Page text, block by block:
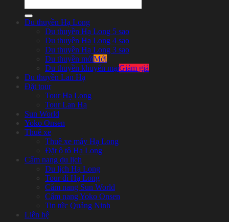
Du thuyền Hạ Long
Du thuyền Hạ Long 5 sao
Du thuyền Hạ Long 4 sao
Du thuyền Hạ Long 3 sao
Du thuyền mới
Du thuyền khuyến mại
Du thuyền Lan Hạ
Đặt tour
Tour Hạ Long
Tour Lan Hạ
Sun World
Yoko Onsen
Thuê xe
Thuê xe máy Hạ Long
Đặt ô tô Hạ Long
Cẩm nang du lịch
Du lịch Hạ Long
Tour đi Hạ Long
Cẩm nang Sun World
Cẩm nang Yoko Onsen
Tin tức Quảng Ninh
Liên hệ